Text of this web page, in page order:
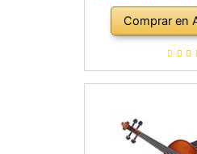
violín macizo con
cuerdas de
para hombro,
Comprar en